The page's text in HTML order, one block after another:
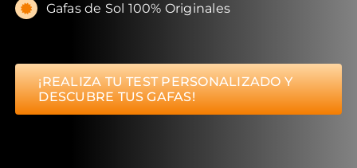
Gafas de Sol 100% Originales
¡REALIZA TU TEST PERSONALIZADO Y
DESCUBRE TUS GAFAS!